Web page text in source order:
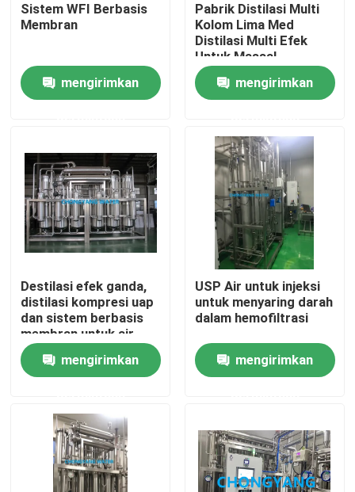
Rumah
Produk
Tentang kami
Tur Pabrik
Kontrol kualitas
Hubungi kami
Blog
Sistem Air Farmasi
Sistem WFI Berbasis
Membran
mengirimkan
Pabrik Distilasi Multi
Kolom Lima Med
Distilasi Multi Efek
Untuk Massal
mengirimkan
Destilasi efek ganda,
distilasi kompresi uap
dan sistem berbasis
membran untuk air
untuk injeksi
mengirimkan
USP Air untuk injeksi
untuk menyaring darah
dalam hemofiltrasi
mengirimkan